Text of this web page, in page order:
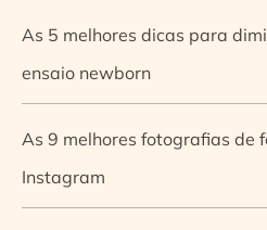
As 5 melhores dicas para
ensaio newborn
As 9 melhores fotografias de
Instagram